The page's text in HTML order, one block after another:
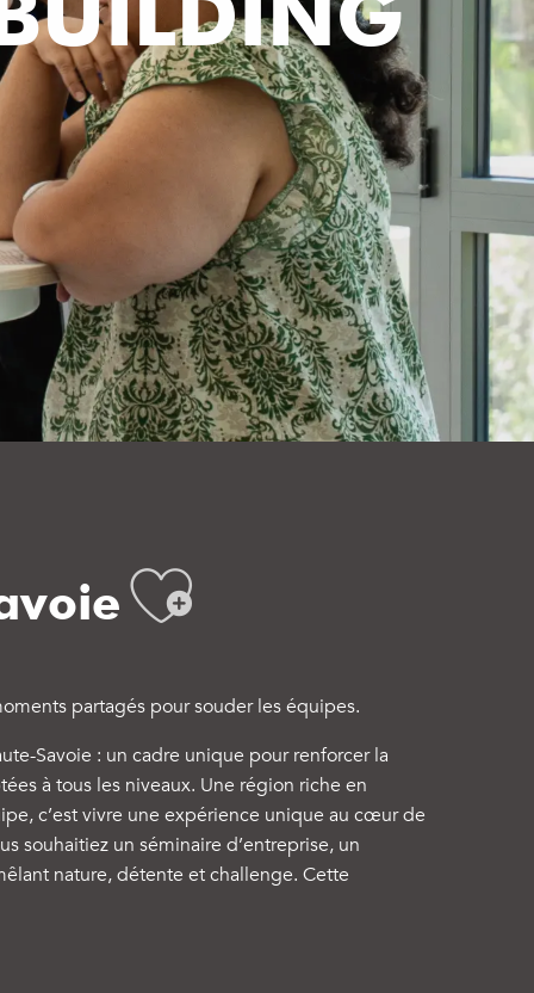
Ajouter
partagés pour souder les équipes.
Savoie : un cadre unique pour renforcer la
à tous les niveaux. Une région riche en
c’est vivre une expérience unique au cœur de
souhaitiez un séminaire d’entreprise, un
nature, détente et challenge. Cette